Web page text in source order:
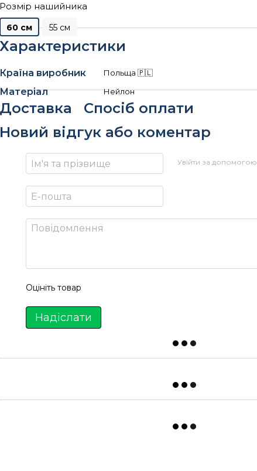
Розмір нашийника
60 см 55 см
Характеристики
Країна виробник Польща 🇵🇱
Матеріал Нейлон
Доставка
Спосіб оплати
Новий відгук або коментар
Увійти за допомогою
Оцініть товар
Надіслати